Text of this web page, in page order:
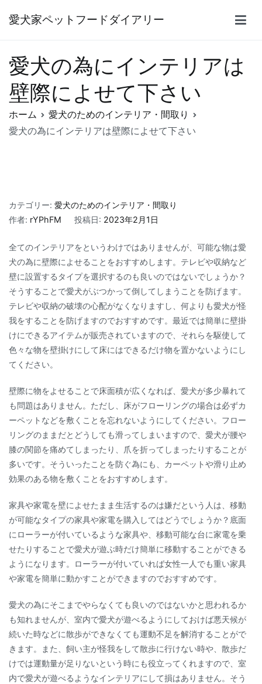
愛犬家ペットフードダイアリー
愛犬の為にインテリアは
壁際によせて下さい
ホーム
愛犬のためのインテリア・間取り
愛犬の為にインテリアは壁際によせて下さい
カテゴリー: 愛犬のためのインテリア・間取り
作者: rYPhFM 投稿日: 2023年2月1日
全てのインテリアをというわけではありませんが、可能な物は愛
犬の為に壁際によせることをおすすめします。テレビや収納など
壁に設置するタイプを選択するのも良いのではないでしょうか？
そうすることで愛犬がぶつかって倒してしまうことを防げます。
テレビや収納の破壊の心配がなくなりますし、何よりも愛犬が怪
我をすることを防げますのでおすすめです。最近では簡単に壁掛
けにできるアイテムが販売されていますので、それらを駆使して
色々な物を壁掛けにして床にはできるだけ物を置かないようにし
てください。
壁際に物をよせることで床面積が広くなれば、愛犬が多少暴れて
も問題はありません。ただし、床がフローリングの場合は必ずカ
ーペットなどを敷くことを忘れないようにしてください。フロー
リングのままだとどうしても滑ってしまいますので、愛犬が腰や
膝の関節を痛めてしまったり、爪を折ってしまったりすることが
多いです。そういったことを防ぐ為にも、カーペットや滑り止め
効果のある物を敷くことをおすすめします。
家具や家電を壁によせたまま生活するのは嫌だという人は、移動
が可能なタイプの家具や家電を購入してはどうでしょうか？底面
にローラーが付いているような家具や、移動可能な台に家電を乗
せたりすることで愛犬が遊ぶ時だけ簡単に移動することができる
ようになります。ローラーが付いていれば女性一人でも重い家具
や家電を簡単に動かすことができますのでおすすめです。
愛犬の為にそこまでやらなくても良いのではないかと思われるか
も知れませんが、室内で愛犬が遊べるようにしておけば悪天候が
続いた時などに散歩ができなくても運動不足を解消することがで
きます。また、飼い主が怪我をして散歩に行けない時や、散歩だ
けでは運動量が足りないという時にも役立ってくれますので、室
内で愛犬が遊べるようなインテリアにして損はありません。そう